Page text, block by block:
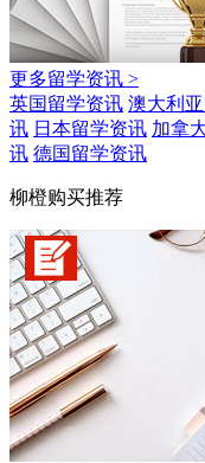
更多留学资讯 >
英国留学资讯 澳大利
讯 日本留学资讯 加拿
讯 德国留学资讯
柳橙购买推荐